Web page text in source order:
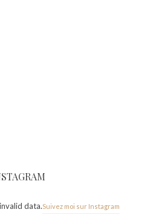
data.Suivez moi sur Instagram